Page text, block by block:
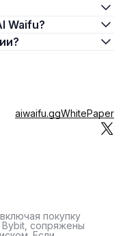
Waifu?
aiwaifu.ggWhitePaper
покупку
сопряжены